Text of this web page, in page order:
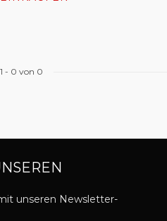
1 - 0 von 0
unseren Newsletter-